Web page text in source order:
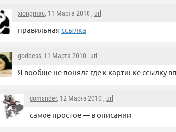
xiongmao, 11 Марта 2010 , url
правильная ссылка
goddess, 11 Марта 2010 , url
Я вообще не поняла где к картинке ссылку
comander, 12 Марта 2010 , url
самое простое — в описании